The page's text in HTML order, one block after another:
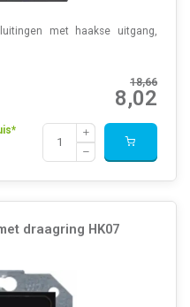
met haakse uitgang,
18,66
8,02
draagring HK07